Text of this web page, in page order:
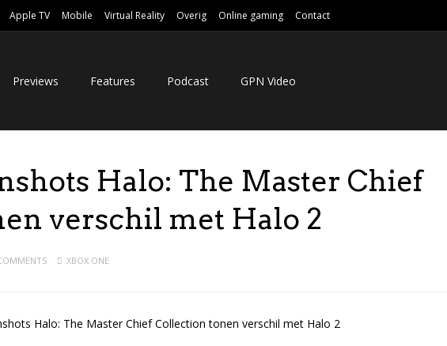
Apple TV Mobile Virtual Reality Overig Online gaming Contact
Previews Features Podcast GPN Video
Halo: The Master Chief
verschil met Halo 2
XBOX ONE